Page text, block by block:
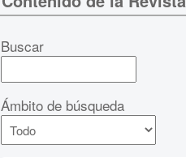
Buscar
Ámbito de búsqueda